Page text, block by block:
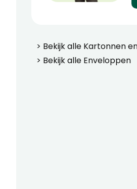
> Bekijk alle Kartonnen
> Bekijk alle Enveloppen